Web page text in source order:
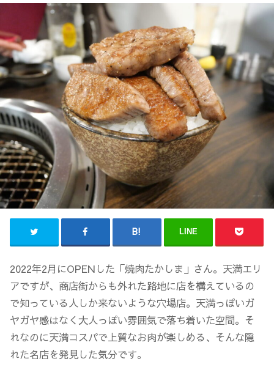
LINE
2022年2月にOPENした「焼肉たかしま」さん。天満エリ
アですが、商店街からも外れた路地に店を構えているの
で知っている人しか来ないような穴場店。天満っぽいガ
ヤガヤ感はなく大人っぽい雰囲気で落ち着いた空間。そ
れなのに天満コスパで上質なお肉が楽しめる、そんな隠
れた名店を発見した気分です。